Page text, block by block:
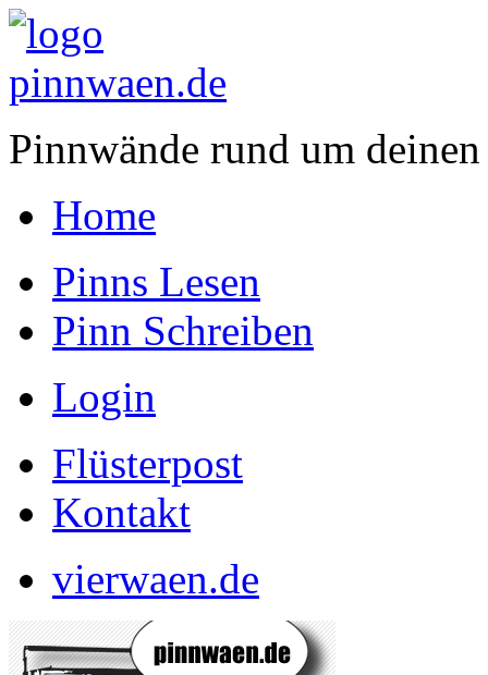
Pinnwände rund um
Home
Pinns Lesen
Pinn Schreiben
Login
Flüsterpost
Kontakt
vierwaen.de